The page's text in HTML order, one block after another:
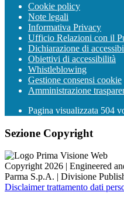
Cookie policy
Note legali
Informativa Privacy
Ufficio Relazioni con il
Dichiarazione di
Obiettivi di accessibilità
Whistleblowing
Gestione consensi cookie
Amministrazione
Pagina visualizzata 504
Sezione Copyright
Copyright 2026 | Engineered
Parma S.p.A. | Divisione
Disclaimer trattamento dati